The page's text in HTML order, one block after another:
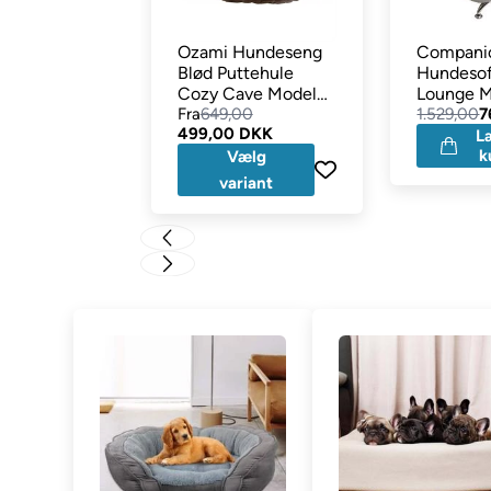
Ozami Hundeseng
Blød Puttehule
Cozy Cave Model
Dora Grey
Fra649,00
499,00 DKK
Vælg
variant
Lounge
Ben Grå
1.529,00